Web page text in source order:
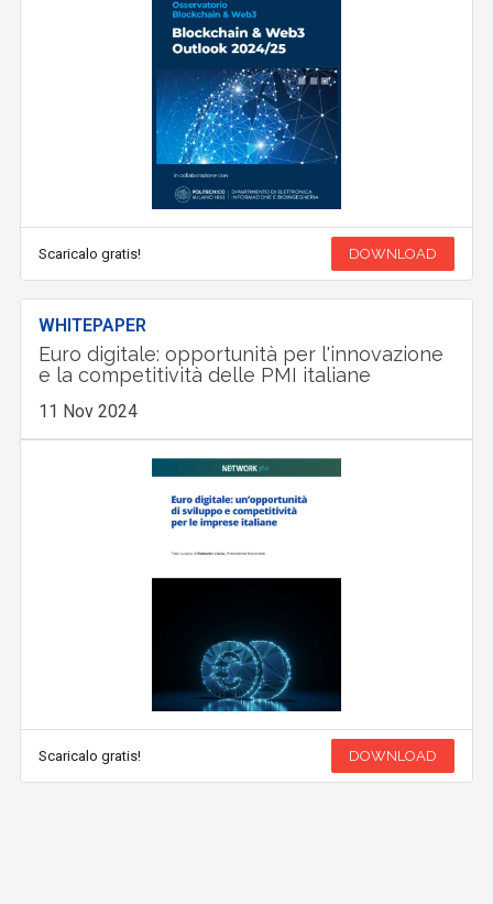
Scaricalo gratis! DOWNLOAD
WHITEPAPER
Euro digitale: opportunità per l'innovazione
e la competitività delle PMI italiane
11 Nov 2024
Scaricalo gratis! DOWNLOAD